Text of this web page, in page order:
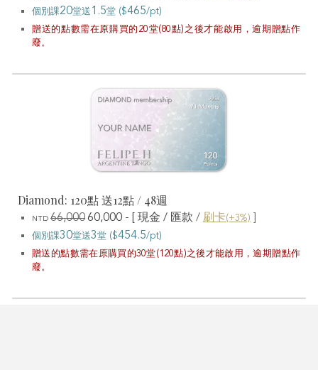
個別課20堂送 1.5堂 ($465/pt)
贈送的點數需在原購買的20堂(80點)之後才能啟用，逾期贈點作
廢。
Diamond: 120點 送12點 / 48週
NTD66,00060,000 - [ 現金 / 匯款/ 刷卡(+3%)
個別課30堂送3堂 ($454.5/pt)
贈送的點數需在原購買的30堂(120點)之後才能啟用，逾期贈點作
廢。